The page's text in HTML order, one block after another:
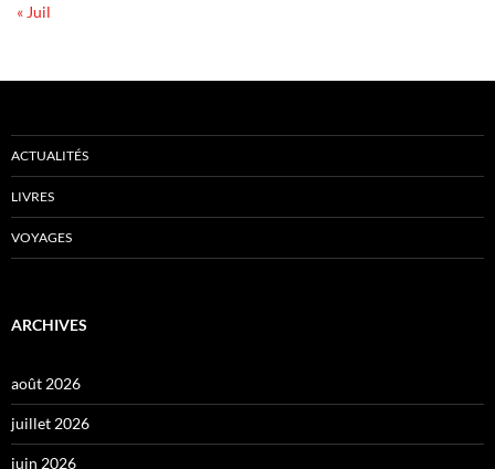
« Juil
ACTUALITÉS
LIVRES
VOYAGES
ARCHIVES
août 2026
juillet 2026
juin 2026